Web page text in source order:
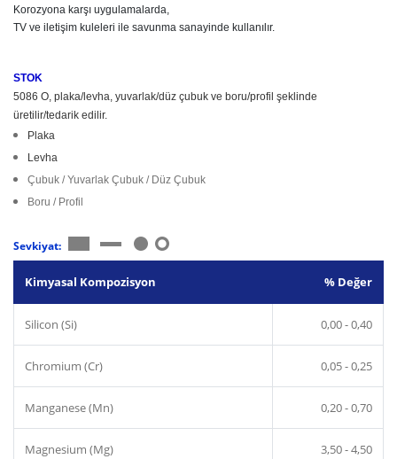
Korozyona karşı uygulamalarda,
STOK
5086 O, plaka/levha, yuvarlak/düz çubuk ve boru/profil şeklinde
üretilir/tedarik edilir.
Plaka
Levha
Çubuk / Yuvarlak Çubuk / Düz Çubuk
Boru / Profil
Sevkiyat:
Kimyasal Kompozisyon % Değer
Silicon (Si) 0,00 - 0,40
Chromium (Cr) 0,05 - 0,25
Manganese (Mn) 0,20 - 0,70
Magnesium (Mg) 3,50 - 4,50